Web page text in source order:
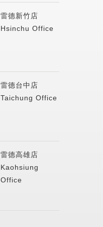
雷德新竹店
Hsinchu Office
雷德台中店
Taichung Office
雷德高雄店
Kaohsiung
Office